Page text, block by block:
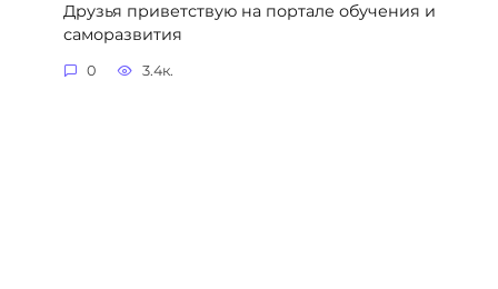
Друзья приветствую на портале обучения и
саморазвития
0 3.4к.